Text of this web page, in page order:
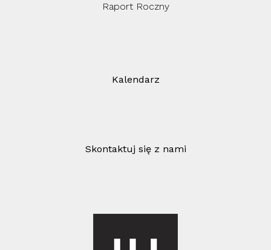
Raport Roczny
Kalendarz
Skontaktuj się z nami